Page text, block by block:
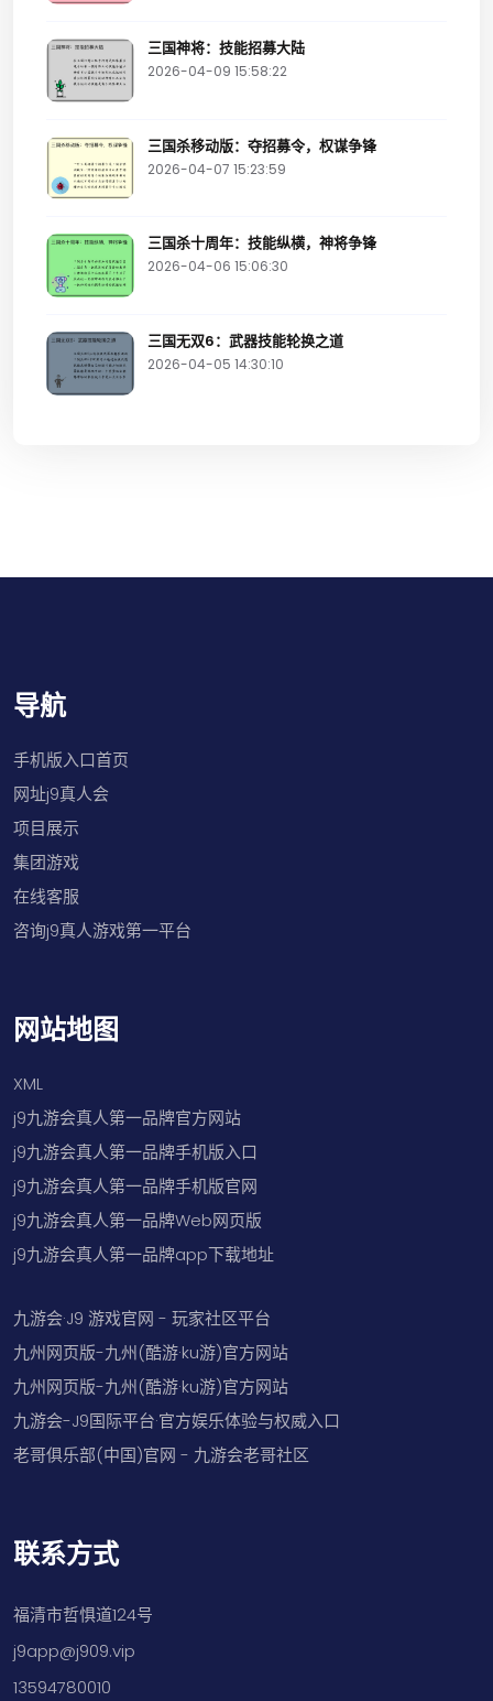
三国神将：技能招募大陆
2026-04-09 15:58:22
三国杀移动版：夺招募令，权谋争锋
2026-04-07 15:23:59
三国杀十周年：技能纵横，神将争锋
2026-04-06 15:06:30
三国无双6：武器技能轮换之道
2026-04-05 14:30:10
导航
手机版入口首页
网址j9真人会
项目展示
集团游戏
在线客服
咨询j9真人游戏第一平台
网站地图
XML
j9九游会真人第一品牌官方网站
j9九游会真人第一品牌手机版入口
j9九游会真人第一品牌手机版官网
j9九游会真人第一品牌Web网页版
j9九游会真人第一品牌app下载地址
九游会·J9 游戏官网 - 玩家社区平台
九州网页版-九州(酷游·ku游)官方网站
九州网页版-九州(酷游·ku游)官方网站
九游会-J9国际平台·官方娱乐体验与权威入口
老哥俱乐部(中国)官网 - 九游会老哥社区
联系方式
福清市哲惧道124号
j9app@j909.vip
13594780010